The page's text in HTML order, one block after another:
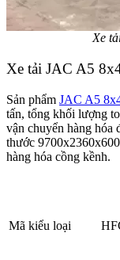
Xe
Xe tải JAC A5
Sản phẩm JAC A5
tấn, tổng khối lượng
vận chuyển hàng hóa
thước
hàng hóa cồng kềnh.
Mã kiểu loại